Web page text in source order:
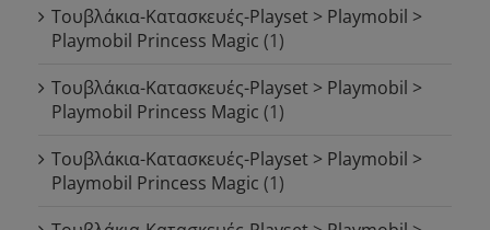
Τουβλάκια-Κατασκευές-Playset > Playmobil >
Playmobil Princess Magic (1)
Τουβλάκια-Κατασκευές-Playset > Playmobil >
Playmobil Princess Magic (1)
Τουβλάκια-Κατασκευές-Playset > Playmobil >
Playmobil Princess Magic (1)